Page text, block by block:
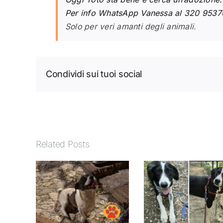
Per info WhatsApp Vanessa al 320
Solo per veri amanti degli animali.
Condividi sui tuoi social
Related Posts